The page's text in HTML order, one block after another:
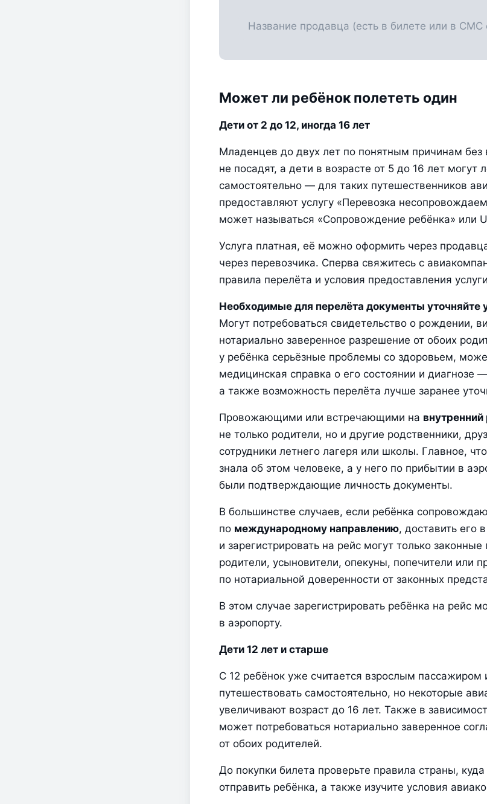
Может ли ребёнок полететь один
Дети от 2 до 12, иногда 16 лет
Младенцев до двух лет по понятным причинам без
не посадят, а дети в возрасте от 5 до 16 лет могут
самостоятельно — для таких путешественников
предоставляют услугу «Перевозка
может называться «Сопровождение ребёнка» или
Услуга платная, её можно оформить через
через перевозчика. Сперва свяжитесь с
правила перелёта и условия предоставления
Необходимые для перелёта документы уточняйте
Могут потребоваться свидетельство о рождении,
нотариально заверенное разрешение от обоих
у ребёнка серьёзные проблемы со здоровьем,
медицинская справка о его состоянии и диагнозе
а также возможность перелёта лучше заранее
Провожающими или встречающими на внутренний
не только родители, но и другие родственники,
сотрудники летнего лагеря или школы. Главное,
знала об этом человеке, а у него по прибытии в
были подтверждающие личность документы.
В большинстве случаев, если ребёнка
по международному направлению, доставить его
и зарегистрировать на рейс могут только
родители, усыновители, опекуны, попечители или
по нотариальной доверенности от законных
В этом случае зарегистрировать ребёнка на рейс
в аэропорту.
Дети 12 лет и старше
С 12 ребёнок уже считается взрослым пассажиром
путешествовать самостоятельно, но некоторые
увеличивают возраст до 16 лет. Также в
может потребоваться нотариально заверенное
от обоих родителей.
До покупки билета проверьте правила страны, куда
отправить ребёнка, а также изучите условия